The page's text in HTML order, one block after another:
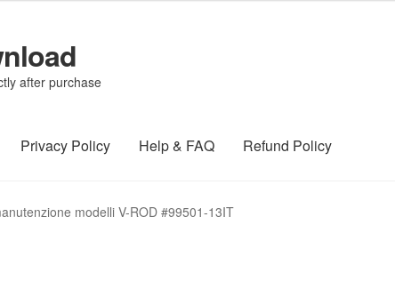
after purchase
Privacy Policy Help & FAQ Refund Policy
modelli V-ROD #99501-13IT